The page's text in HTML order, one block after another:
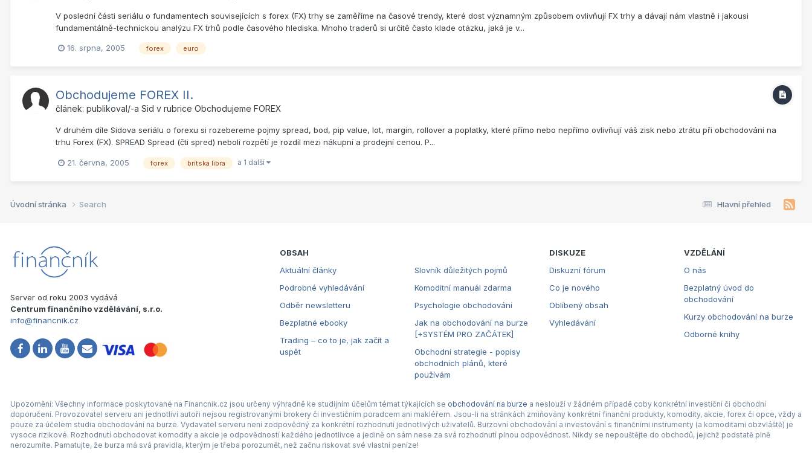
V poslední části seriálu o fundamentech souvisejících s forex (FX) trhy se zaměříme na časové trendy, které dost významným způsobem ovlivňují FX trhy a dávají nám vlastně i jakousi
fundamentálně-technickou analýzu FX trhů podle časového hlediska. Mnoho traderů si určitě často klade otázku, jaká je v...
16. srpna, 2005 forex euro
Obchodujeme FOREX II.
článek: publikoval/-a Sid v rubrice Obchodujeme FOREX
V druhém díle Sidova seriálu o forexu si rozebereme pojmy spread, bod, pip value, lot, margin, rollover a poplatky, které přímo nebo nepřímo ovlivňují váš zisk nebo ztrátu při obchodování na
trhu Forex (FX). SPREAD Spread (čti spred) neboli rozpětí je rozdíl mezi nákupní a prodejní cenou. P...
21. června, 2005 forex britska libra a 1 další
Hlavní přehled
Úvodní stránka Search
Server od roku 2003 vydává
Centrum finančního vzdělávání, s.r.o.
info@financnik.cz
OBSAH
Aktuální články
Podrobné vyhledávání
Odběr newsletteru
Bezplatné ebooky
Trading – co to je, jak začít a
uspět
Slovník důležitých pojmů
Komoditní manuál zdarma
Psychologie obchodování
Jak na obchodování na burze
[+SYSTÉM PRO ZAČÁTEK]
Obchodní strategie - popisy
obchodních plánů, které
používám
DISKUZE
Diskuzní fórum
Co je nového
Oblíbený obsah
Vyhledávání
VZDĚLÁNÍ
O nás
Bezplatný úvod do
obchodování
Kurzy obchodování na burze
Odborné knihy
Upozornění: Všechny informace poskytované na Financnik.cz jsou určeny výhradně ke studijním účelům témat týkajících se obchodování na burze a neslouží v žádném případě coby konkrétní investiční či obchodní
doporučení. Provozovatel serveru ani jednotliví autoři nejsou registrovanými brokery či investičním poradcem ani makléřem. Jsou-li na stránkách zmiňovány konkrétní finanční produkty, komodity, akcie, forex či opce, vždy a
pouze za účelem studia obchodování na burze. Vydavatel serveru není zodpovědný za konkrétní rozhodnutí jednotlivých uživatelů. Burzovní obchodování a investování s finančními instrumenty (a komoditami obzvláště) je
vysoce rizikové. Rozhodnutí obchodovat komodity a akcie je odpovědností každého jednotlivce a jedině on sám nese za svá rozhodnutí plnou odpovědnost. Nikdy se nepouštějte do obchodů, jejichž podstatě plně
nerozumíte. Pamatujte, že burza má svá pravidla, kterým je třeba porozumět, než začnu riskovat své vlastní peníze!